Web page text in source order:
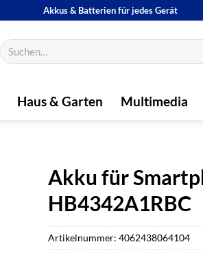
Akkus & Batterien für jedes Gerät
Suchen
nach:
Haus & Garten Multimedia
Akku für
HB4342A1RBC
Artikelnummer:4062438064104